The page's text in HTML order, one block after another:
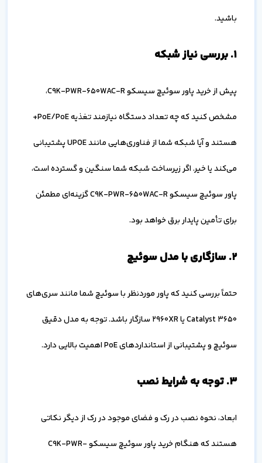
باشید.
۱. بررسی نیاز شبکه
پیش از خرید پاور سوئیچ سیسکو C9K-PWR-650WAC-R،
مشخص کنید که چه تعداد دستگاه نیازمند تغذیه PoE/PoE+
هستند و آیا شبکه شما از فناوری‌هایی مانند UPOE پشتیبانی
می‌کند یا خیر. اگر زیرساخت شبکه شما سنگین و گسترده است،
پاور سوئیچ سیسکو C9K-PWR-650WAC-R گزینه‌ای مطمئن
برای تأمین پایدار برق خواهد بود.
۲. سازگاری با مدل سوئیچ
حتماً بررسی کنید که پاور موردنظر با سوئیچ شما مانند سری‌های
Catalyst 3650 یا 2960XR سازگار باشد. توجه به مدل دقیق
سوئیچ و پشتیبانی از استانداردهای PoE اهمیت بالایی دارد.
۳. توجه به شرایط نصب
ابعاد، نحوه نصب در رک و فضای موجود در رک از دیگر نکاتی
هستند که هنگام خرید پاور سوئیچ سیسکو C9K-PWR-